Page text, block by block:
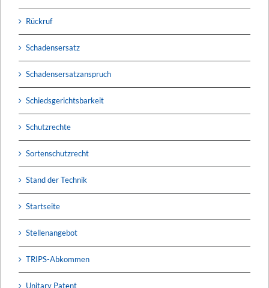
Rückruf
Schadensersatz
Schadensersatzanspruch
Schiedsgerichtsbarkeit
Schutzrechte
Sortenschutzrecht
Stand der Technik
Startseite
Stellenangebot
TRIPS-Abkommen
Unitary Patent